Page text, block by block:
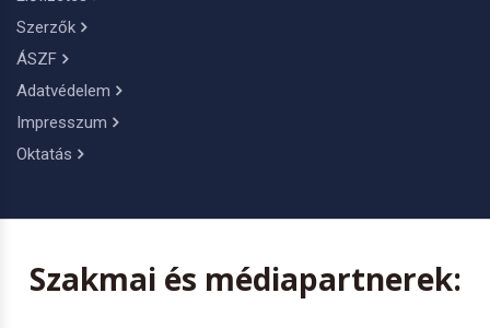
Szerzők
ÁSZF
Adatvédelem
Impresszum
Oktatás
Szakmai és médiapartnerek: